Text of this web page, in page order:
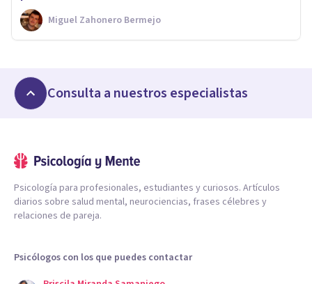
Miguel Zahonero Bermejo
Consulta a nuestros especialistas
Psicología para profesionales, estudiantes y curiosos. Artículos
diarios sobre salud mental, neurociencias, frases célebres y
relaciones de pareja.
Psicólogos con los que puedes contactar